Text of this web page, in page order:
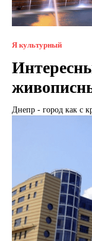
Я культурный
Днепр - город как с